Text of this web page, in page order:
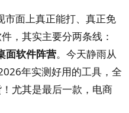
面上真正能打、真正免
，其实主要分两条线：
面软件阵营。今天静雨从
年实测好用的工具，全
尤其是最后一款，电商